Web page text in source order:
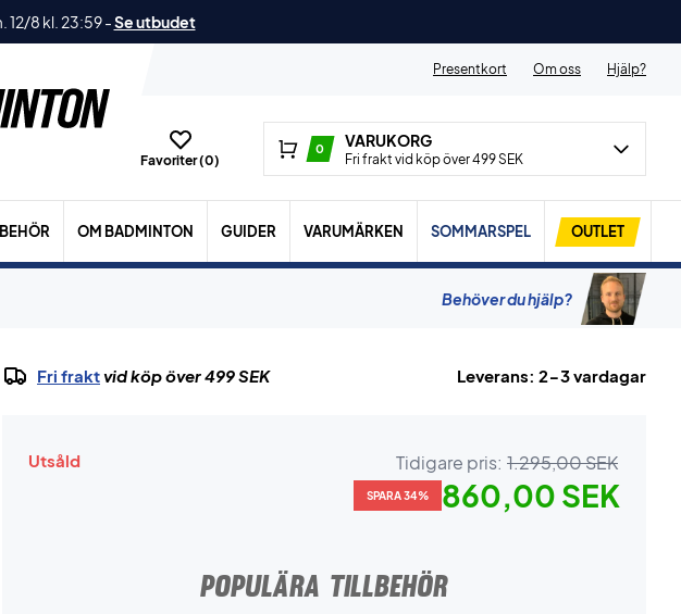
12/8 kl. 23:59-Se utbudet
Presentkort Om oss Hjälp?
Favoriter (0)
0 VARUKORG
Fri frakt vid köp över 499 SEK
OM BADMINTON GUIDER VARUMÄRKEN SOMMARSPEL OUTLET
Behöver du hjälp?
Fri fraktvid köp över 499 SEK Leverans: 2-3 vardagar
Utsåld Tidigare pris: 1.295,00 SEK
SPARA 34% 860,00 SEK
POPULÄRA TILLBEHÖR